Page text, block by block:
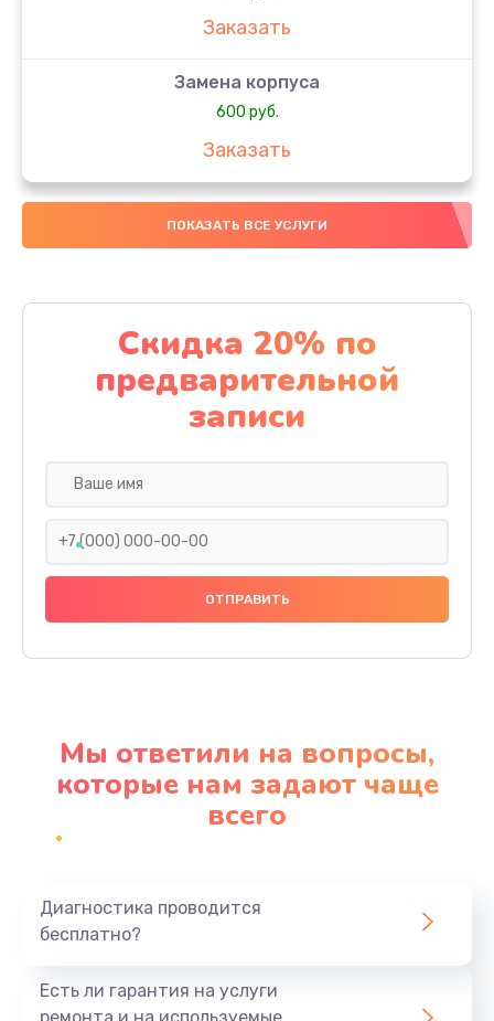
Заказать
Замена корпуса
600 руб.
Заказать
Замена датчиков
500 руб.
Замена конденсатора
500 руб.
Заказать
Замена передней панели
1000 руб.
Заказать
Замена зуммера
Восстановление после попадания влаги
Заказать
ПОКАЗАТЬ ВСЕ УСЛУГИ
Скидка 20% по
предварительной
записи
Мы ответили на вопросы,
которые нам задают чаще
всего
Диагностика проводится
бесплатно?
Есть ли гарантия на услуги
ремонта и на используемые